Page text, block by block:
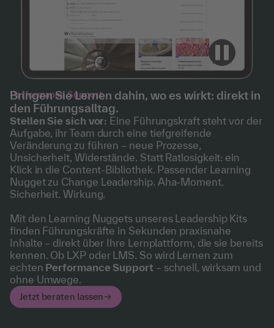
Performance Support
Bringen Sie Lernen dahin, wo es wirkt: direkt in
den Führungsalltag.
Stellen Sie sich vor: Eine Führungskraft steht vor der
Aufgabe, ihr Team durch eine tiefgreifende
Veränderung zu führen – neue Prozesse,
Unsicherheit, Widerstände. Statt Ratlosigkeit: ein
Klick in die Content-Bibliothek. Passender Learning
Nugget zu Change Leadership. Aha-Moment.
Sicherheit. Wirkung.
Mit den Learning Nuggets unseres Leadership Kits
finden Führungskräfte in Sekunden praxisnahe
Inhalte – direkt über Ihre Lernplattform, die sie bereits
kennen. Ob LXP oder LMS. So wird Lernen zum
echten Performance Support – schnell, wirksam und
ohne Umwege.
Jetzt beraten lassen